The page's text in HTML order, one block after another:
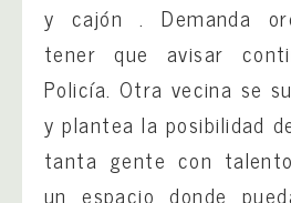
y cajón . Demanda
tener que avisar
Policía. Otra vecina se
y plantea la posibilidad
tanta gente con
un espacio donde